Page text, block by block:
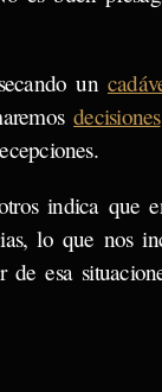
un
decisiones
indica que
lo que nos
esa